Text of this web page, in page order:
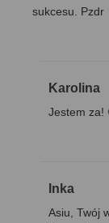
sukcesu. Pzdr
Karolina
Jestem za!
Inka
Asiu, Twój